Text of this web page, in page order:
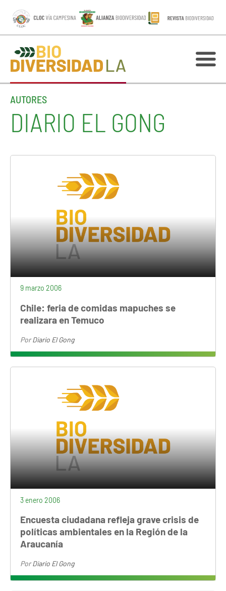
AUTORES
DIARIO EL GONG
9 marzo 2006
Chile: feria de comidas mapuches se
realizara en Temuco
PorDiario El Gong
3 enero 2006
Encuesta ciudadana refleja grave crisis de
políticas ambientales en la Región de la
Araucanía
PorDiario El Gong